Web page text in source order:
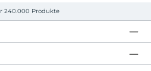
240.000 Produkte